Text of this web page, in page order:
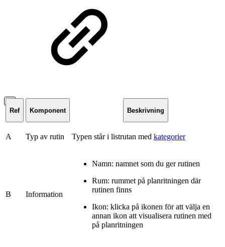
Ref Komponent Beskrivning
A Typ av rutin Typen står i listrutan med kategorier
B Information
Namn: namnet som du ger rutinen
Rum: rummet på planritningen där
rutinen finns
Ikon: klicka på ikonen för att välja en
annan ikon att visualisera rutinen med
på planritningen